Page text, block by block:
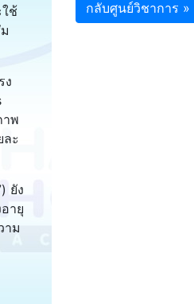
ช้
ง
าพ
ะ
ยัง
ายุ
าม
กลับศูนย์วิชาการ »